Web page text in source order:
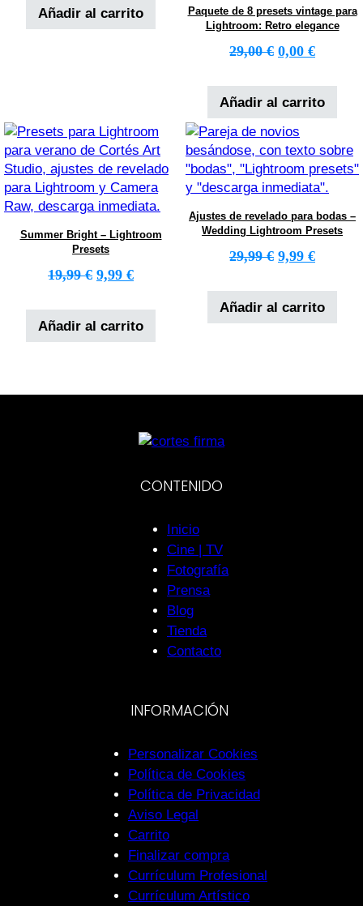
Añadir al carrito
Paquete de 8 presets vintage para
Lightroom: Retro elegance
29,00€ El precio
0,00 €El
Añadir al carrito
Summer Bright – Lightroom
Presets
19,99€ El precio original era: 19,99 €.
9,99 €El precio actual es: 9,99 €.
Añadir al carrito
Ajustes de revelado para bodas –
Wedding Lightroom Presets
29,99€ El precio
9,99 €El
Añadir al carrito
CONTENIDO
Inicio
Cine | TV
Fotografía
Prensa
Blog
Tienda
Contacto
INFORMACIÓN
Personalizar Cookies
Política de Cookies
Política de Privacidad
Aviso Legal
Carrito
Finalizar compra
Currículum Profesional
Currículum Artístico